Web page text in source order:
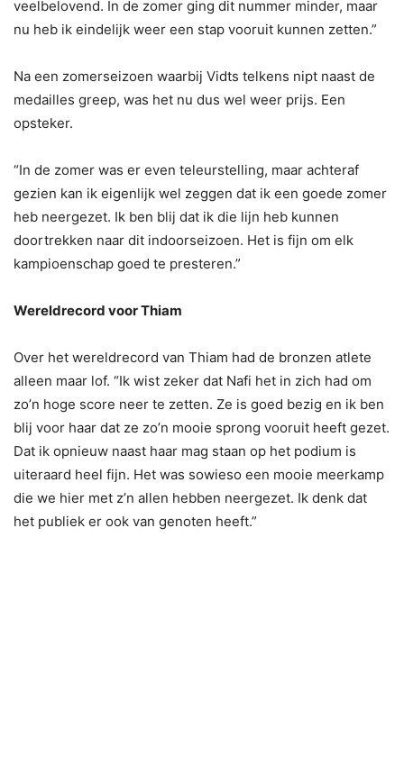
veelbelovend. In de zomer ging dit nummer minder, maar
nu heb ik eindelijk weer een stap vooruit kunnen zetten.”
Na een zomerseizoen waarbij Vidts telkens nipt naast de
medailles greep, was het nu dus wel weer prijs. Een
opsteker.
“In de zomer was er even teleurstelling, maar achteraf
gezien kan ik eigenlijk wel zeggen dat ik een goede zomer
heb neergezet. Ik ben blij dat ik die lijn heb kunnen
doortrekken naar dit indoorseizoen. Het is fijn om elk
kampioenschap goed te presteren.”
Wereldrecord voor Thiam
Over het wereldrecord van Thiam had de bronzen atlete
alleen maar lof. “Ik wist zeker dat Nafi het in zich had om
zo’n hoge score neer te zetten. Ze is goed bezig en ik ben
blij voor haar dat ze zo’n mooie sprong vooruit heeft gezet.
Dat ik opnieuw naast haar mag staan op het podium is
uiteraard heel fijn. Het was sowieso een mooie meerkamp
die we hier met z’n allen hebben neergezet. Ik denk dat
het publiek er ook van genoten heeft.”